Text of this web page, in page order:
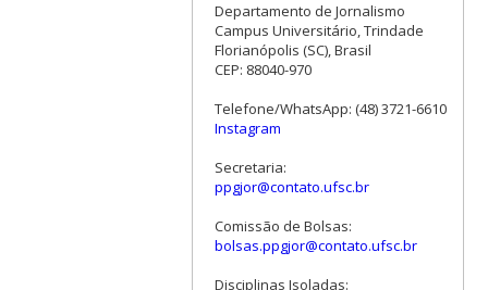
Departamento de Jornalismo
Campus Universitário, Trindade
Florianópolis (SC), Brasil
CEP: 88040-970
Telefone/WhatsApp: (48) 3721-6610
Instagram
Secretaria:
ppgjor@contato.ufsc.br
Comissão de Bolsas:
bolsas.ppgjor@contato.ufsc.br
Disciplinas Isoladas: